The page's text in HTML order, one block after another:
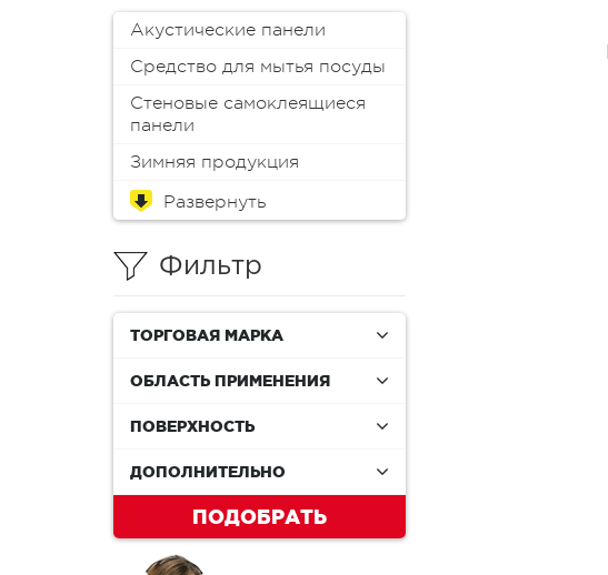
Акустические панели
Средство для мытья посуды
Стеновые самоклеящиеся
панели
Зимняя продукция
Обои
Краска для мебели
Краски
Эмали
Пропитки
Аэрозоли
Масло
Колеры (пигменты)
Лаки
Антиплесень
Грунтовки
Защитные составы
Герметики
Монтажная пена
Шпатлевки
Клеи
Мастика
Растворители и смывки
Материалы для
реставрации
Инструменты
Распродажа
Фильтр
ТОРГОВАЯ МАРКА
ОБЛАСТЬ ПРИМЕНЕНИЯ
ПОВЕРХНОСТЬ
ДОПОЛНИТЕЛЬНО
ПОДОБРАТЬ